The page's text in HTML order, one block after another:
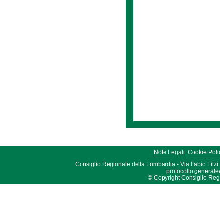
Note Legali Cookie
Consiglio Regionale della Lombardia - Via Fabio Filzi
© Copyright Consiglio